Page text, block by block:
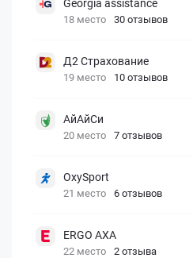
Georgia assistance
18 место 30 отзывов
Д2 Страхование
19 место 10 отзывов
АйАйСи
20 место 7 отзывов
OxySport
21 место 6 отзывов
ERGO AXA
22 место 2 отзыва